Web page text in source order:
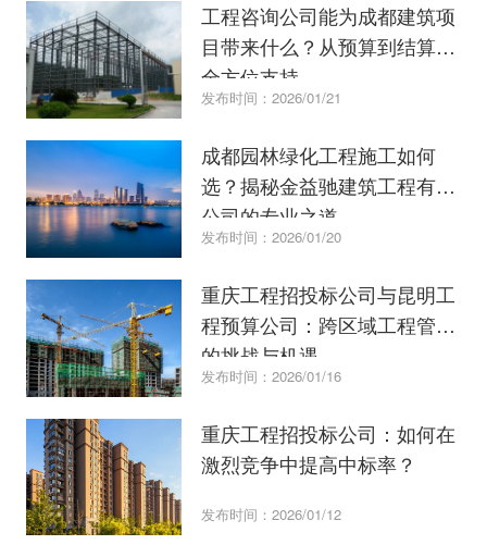
工程咨询公司能为成都建筑项
目带来什么？从预算到结算的
全方位支持。
发布时间：2026/01/21
成都园林绿化工程施工如何
选？揭秘金益驰建筑工程有限
公司的专业之道。
发布时间：2026/01/20
重庆工程招投标公司与昆明工
程预算公司：跨区域工程管理
的挑战与机遇
发布时间：2026/01/16
重庆工程招投标公司：如何在
激烈竞争中提高中标率？
发布时间：2026/01/12